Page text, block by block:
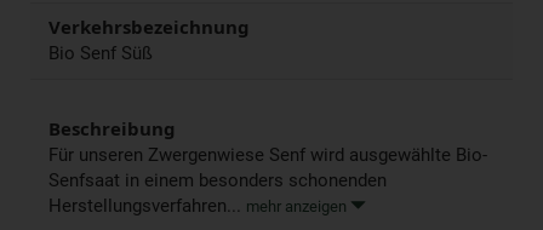
Verkehrsbezeichnung
Bio Senf Süß
Beschreibung
Für unseren Zwergenwiese Senf wird ausgewählte Bio-
Senfsaat in einem besonders schonenden
Herstellungsverfahren... mehr anzeigen